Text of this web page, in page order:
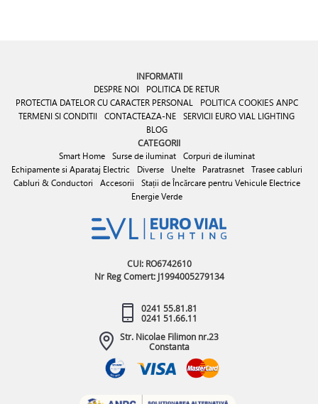
INFORMATII
DESPRE NOI
POLITICA DE RETUR
PROTECTIA DATELOR CU CARACTER PERSONAL
POLITICA COOKIES ANPC
TERMENI SI CONDITII
CONTACTEAZA-NE SERVICII EURO VIAL LIGHTING
BLOG
CATEGORII
Smart Home Surse de iluminat
Corpuri de iluminat
Echipamente si Aparataj Electric
Diverse Unelte Paratrasnet
Trasee cabluri
Cabluri & Conductori
Accesorii
Stații de Încărcare pentru Vehicule Electrice
Energie Verde
CUI: RO6742610
Nr Reg Comert: J1994005279134
0241 55.81.81
0241 51.66.11
Str. Nicolae Filimon nr.23
Constanta